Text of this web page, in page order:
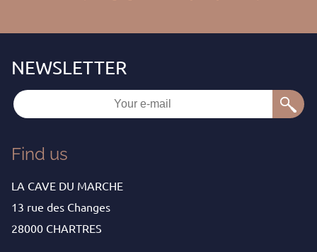
Find us
LA CAVE DU MARCHE
13 rue des Changes
28000 CHARTRES